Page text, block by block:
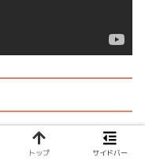
トップ サイドバー